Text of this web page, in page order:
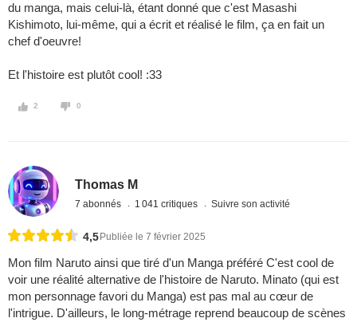
du manga, mais celui-là, étant donné que c'est Masashi
Kishimoto, lui-même, qui a écrit et réalisé le film, ça en fait un
chef d'oeuvre!
Et l'histoire est plutôt cool! :33
2 0
Thomas M
7 abonnés 1 041 critiques Suivre son activité
4,5 Publiée le 7 février 2025
Mon film Naruto ainsi que tiré d'un Manga préféré C'est cool de
voir une réalité alternative de l'histoire de Naruto. Minato (qui est
mon personnage favori du Manga) est pas mal au cœur de
l'intrigue. D'ailleurs, le long-métrage reprend beaucoup de scènes